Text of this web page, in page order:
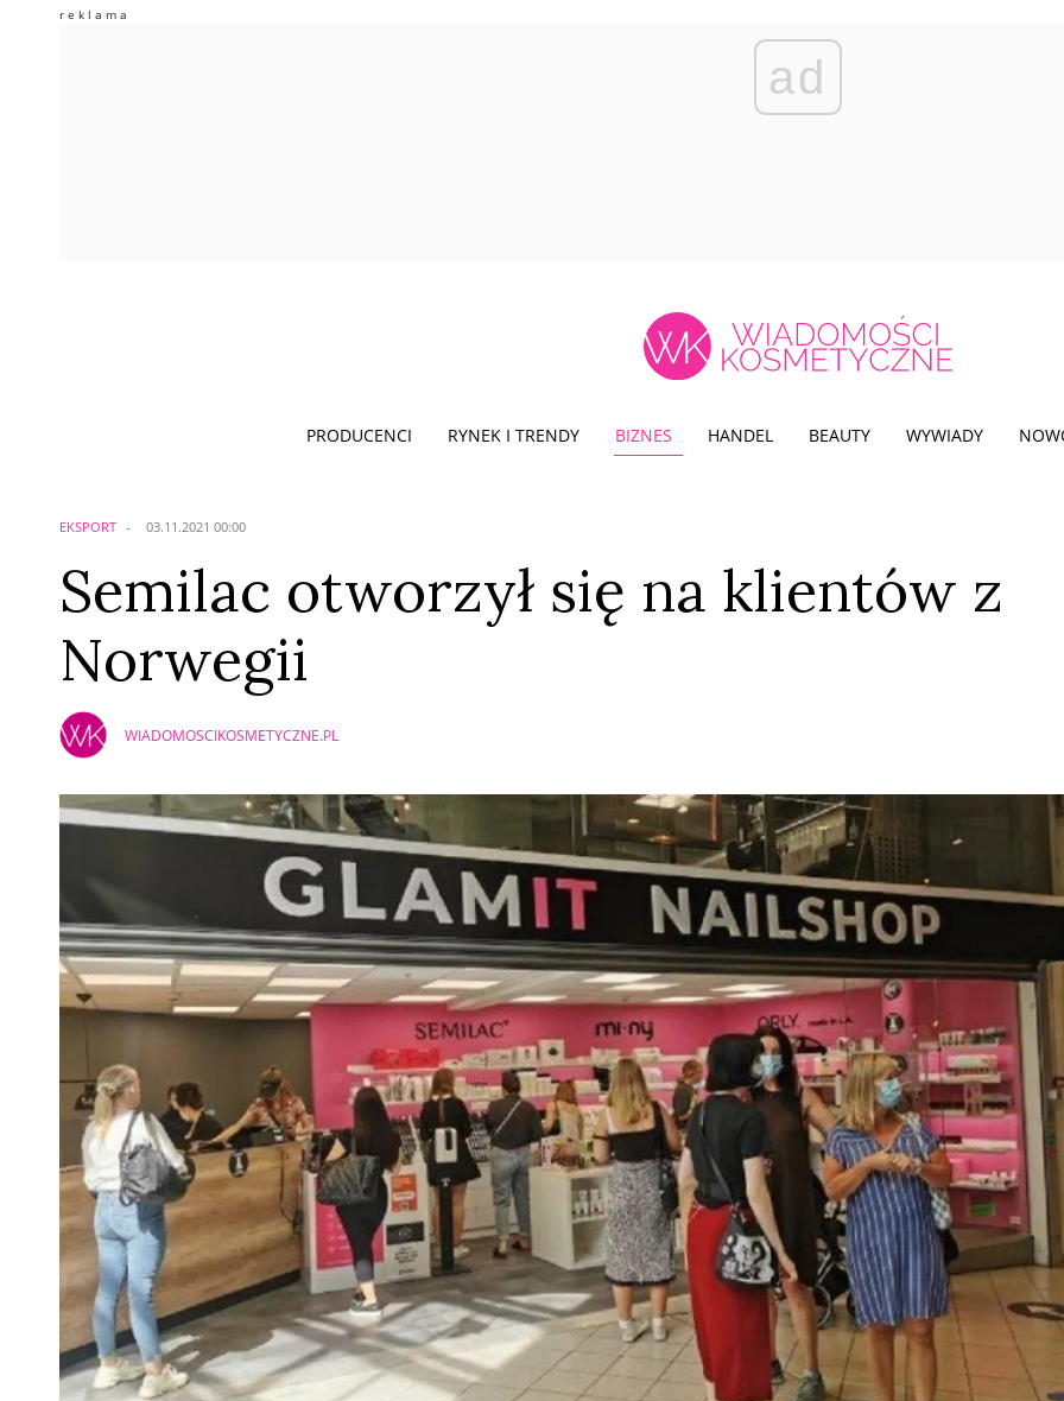
ad
PRODUCENCI RYNEK I TRENDY BIZNES HANDEL BEAUTY WYWIADY
EKSPORT 03.11.2021 00:00
Semilac otworzył się na klientów z
Norwegii
WIADOMOSCIKOSMETYCZNE.PL